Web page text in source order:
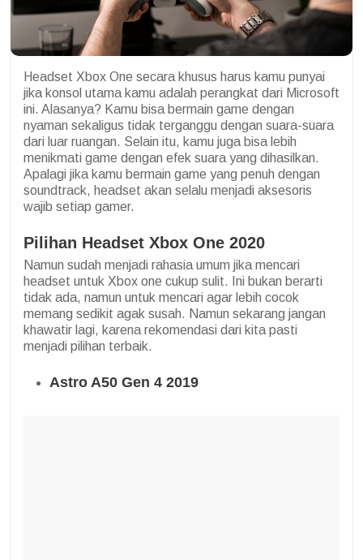
Headset Xbox One secara khusus harus kamu punyai
jika konsol utama kamu adalah perangkat dari Microsoft
ini. Alasanya? Kamu bisa bermain game dengan
nyaman sekaligus tidak terganggu dengan suara-suara
dari luar ruangan. Selain itu, kamu juga bisa lebih
menikmati game dengan efek suara yang dihasilkan.
Apalagi jika kamu bermain game yang penuh dengan
soundtrack, headset akan selalu menjadi aksesoris
wajib setiap gamer.
Pilihan Headset Xbox One 2020
Namun sudah menjadi rahasia umum jika mencari
headset untuk Xbox one cukup sulit. Ini bukan berarti
tidak ada, namun untuk mencari agar lebih cocok
memang sedikit agak susah. Namun sekarang jangan
khawatir lagi, karena rekomendasi dari kita pasti
menjadi pilihan terbaik.
Astro A50 Gen 4 2019